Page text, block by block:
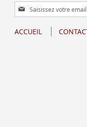
Inscription
à
lettre
ACCUEIL